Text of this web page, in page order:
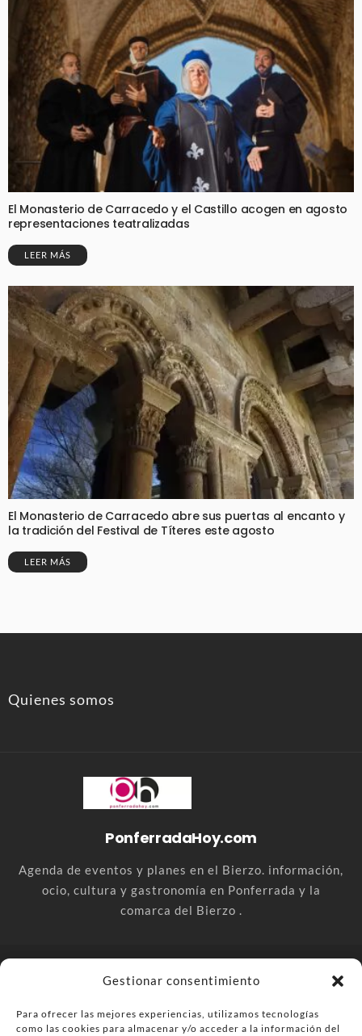
Gestionar consentimiento
Para ofrecer las mejores experiencias, utilizamos tecnologías
como las cookies para almacenar y/o acceder a la información del
El Monasterio de Carracedo y el Castillo acogen en agosto
representaciones teatralizadas
LEER MÁS
El Monasterio de Carracedo abre sus puertas al encanto y
la tradición del Festival de Títeres este agosto
LEER MÁS
Quienes somos
PonferradaHoy.com
Agenda de eventos y planes en el Bierzo. información,
ocio, cultura y gastronomía en Ponferrada y la
comarca del Bierzo .
comarca del Bierzo
Anúnciate Más información sobre las cookies